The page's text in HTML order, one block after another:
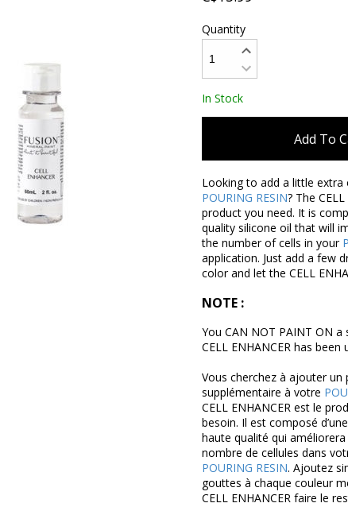
Quantity
In Stock
Add To
Looking to add a little
POURING RESIN? The
product you need. It is
quality silicone oil that will
the number of cells in your
application. Just add a few
color and let the CELL
NOTE :
You CAN NOT PAINT ON
CELL ENHANCER has been
Vous cherchez à ajouter un
supplémentaire à votre
CELL ENHANCER est le
besoin. Il est composé
haute qualité qui
nombre de cellules dans
POURING RESIN. Ajoutez
gouttes à chaque couleur
CELL ENHANCER faire le